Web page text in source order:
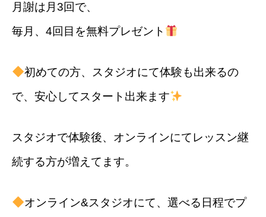
月謝は月3回で、
毎月、4回目を無料プレゼント
初めての方、スタジオにて体験も出来るの
で、安心してスタート出来ます
スタジオで体験後、オンラインにてレッスン継
続する方が増えてます。
オンライン&スタジオにて、選べる日程でプ